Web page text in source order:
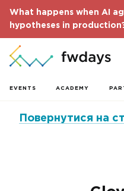
What happens when AI
hypotheses in
EVENTS ACADEMY
Повернутися на